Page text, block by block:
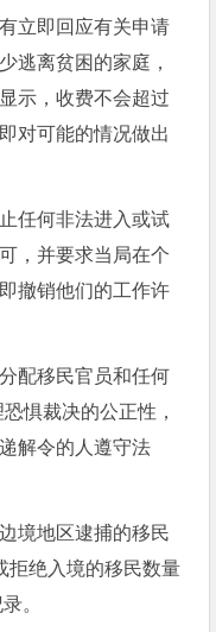
即回应有关申请
逃离贫困的家庭，
示，收费不会超过
对可能的情况做出
何非法进入或试
，并要求当局在个
撤销他们的工作许
移民官员和任何
惧裁决的公正性，
解令的人遵守法
地区逮捕的移民
拒绝入境的移民数量
。